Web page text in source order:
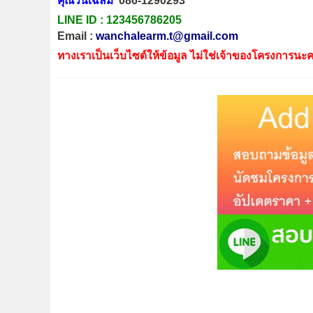
LINE ID : 123456786205
Email : wanchalearm.t@gmail.com
ทางเราเป็นเว็บไซต์ให้ข้อมูล ไม่ใช่เจ้าของโครงการนะ